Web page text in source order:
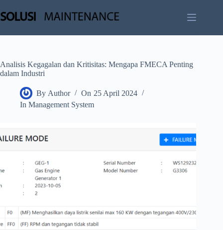
to
content
Analisis Kegagalan dan Kritisitas: Mengapa FMECA Penting
dalam Industri
By Author On 25 April 2024
In Management System